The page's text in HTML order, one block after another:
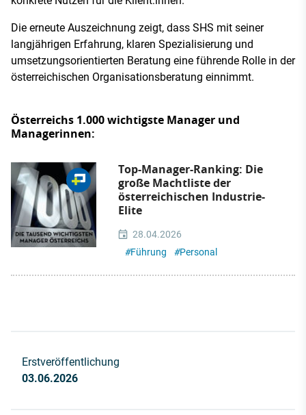
Die erneute Auszeichnung zeigt, dass SHS mit seiner
langjährigen Erfahrung, klaren Spezialisierung und
umsetzungsorientierten Beratung eine führende Rolle in der
österreichischen Organisationsberatung einnimmt.
Österreichs 1.000 wichtigste Manager und
Managerinnen:
Top-Manager-Ranking: Die
große Machtliste der
österreichischen Industrie-
Elite
28.04.2026
#Führung #Personal
Erstveröffentlichung
03.06.2026